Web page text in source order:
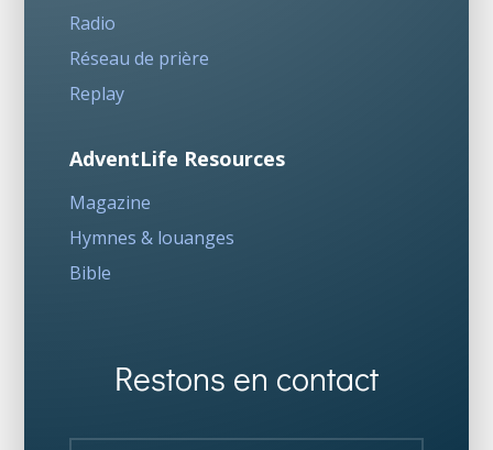
Radio
Réseau de prière
Replay
AdventLife Resources
Magazine
Hymnes & louanges
Bible
Restons en contact